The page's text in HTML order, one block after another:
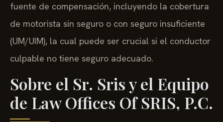
fuente de compensación, incluyendo la cobertura
de motorista sin seguro o con seguro insuficiente
(UM/UIM), la cual puede ser crucial si el conductor
culpable no tiene seguro adecuado.
Sobre el Sr. Sris y el Equipo
de Law Offices Of SRIS, P.C.